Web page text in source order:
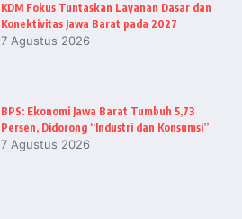
KDM Fokus Tuntaskan Layanan Dasar dan
Konektivitas Jawa Barat pada 2027
7 Agustus 2026
BPS: Ekonomi Jawa Barat Tumbuh 5,73
Persen, Didorong “Industri dan Konsumsi”
7 Agustus 2026